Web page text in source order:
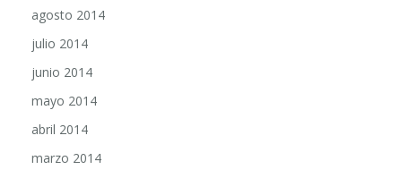
agosto 2014
julio 2014
junio 2014
mayo 2014
abril 2014
marzo 2014